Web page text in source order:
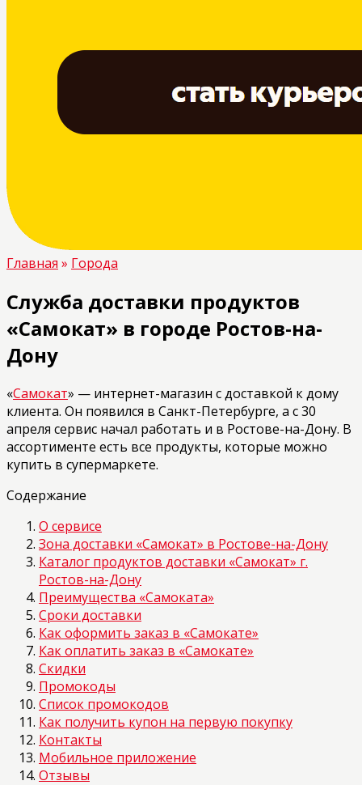
Главная » Города
Служба доставки продуктов
«Самокат» в городе Ростов-на-
Дону
«Самокат» — интернет-магазин с доставкой к дому
клиента. Он появился в Санкт-Петербурге, а с 30
апреля сервис начал работать и в Ростове-на-Дону. В
ассортименте есть все продукты, которые можно
купить в супермаркете.
Содержание
О сервисе
Зона доставки «Самокат» в Ростове-на-Дону
Каталог продуктов доставки «Самокат» г.
Ростов-на-Дону
Преимущества «Самоката»
Сроки доставки
Как оформить заказ в «Самокате»
Как оплатить заказ в «Самокате»
Скидки
Промокоды
Список промокодов
Как получить купон на первую покупку
Контакты
Мобильное приложение
Отзывы